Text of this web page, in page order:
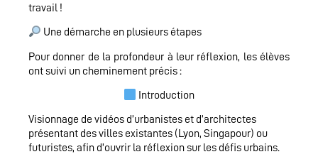
travail !
Une démarche en plusieurs étapes
Pour donner de la profondeur à leur réflexion, les élèves
ont suivi un cheminement précis :
Introduction
Visionnage de vidéos d’urbanistes et d’architectes
présentant des villes existantes (Lyon, Singapour) ou
futuristes, afin d’ouvrir la réflexion sur les défis urbains.